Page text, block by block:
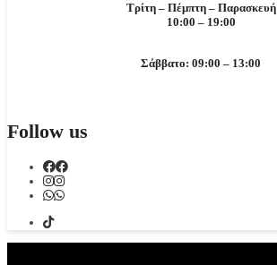
Τρίτη – Πέμπτη – Παρασκευή
10:00 – 19:00
Σάββατο: 09:00 – 13:00
Follow us